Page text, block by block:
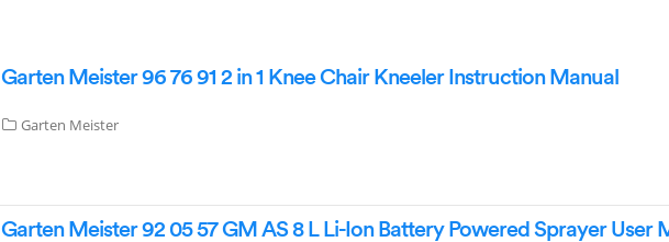
Garten Meister 96 76 91 2 in 1 Knee Chair Kneeler Instruction Manual
Garten Meister
Garten Meister 92 05 57 GM AS 8 L Li-Ion Battery Powered Sprayer User